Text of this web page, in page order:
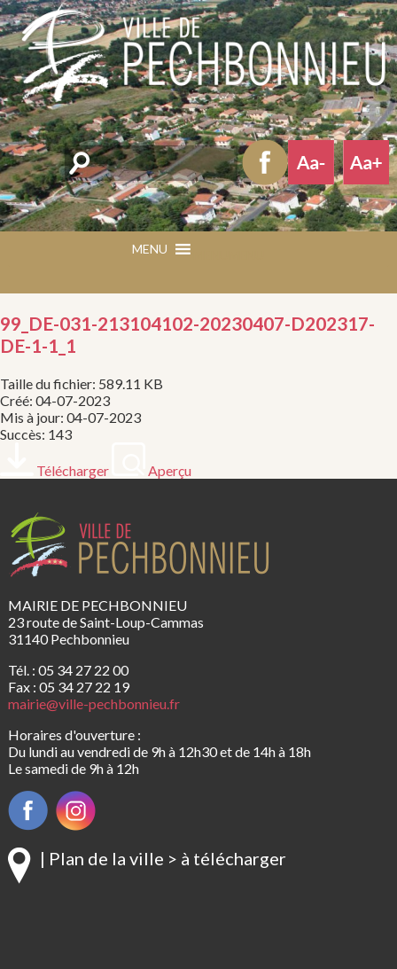
Rechercher
99_DE-031-213104102-20230407-D202317-
DE-1-1_1
Taille du fichier: 589.11 KB
Créé: 04-07-2023
Mis à jour: 04-07-2023
Succès: 143
Télécharger Aperçu
MAIRIE DE PECHBONNIEU
23 route de Saint-Loup-Cammas
31140 Pechbonnieu
Tél. : 05 34 27 22 00
Fax : 05 34 27 22 19
mairie@ville-pechbonnieu.fr
Horaires d'ouverture :
Du lundi au vendredi de 9h à 12h30 et de 14h à 18h
Le samedi de 9h à 12h
| Plan de la ville > à télécharger